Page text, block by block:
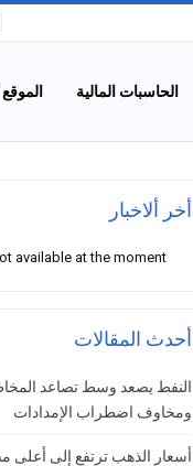
الحاسبات المالية الموقع
أخر ألاخبار
available at the moment.
أحدث المقالات
النفط يصعد وسط تصاعد
ومخاوف اضطراب الإمدادات
أسعار الذهب ترتفع إلى أعلى